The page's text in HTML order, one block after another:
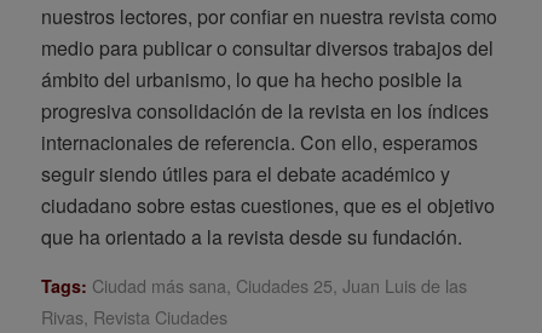
nuestros lectores, por confiar en nuestra revista como
medio para publicar o consultar diversos trabajos del
ámbito del urbanismo, lo que ha hecho posible la
progresiva consolidación de la revista en los índices
internacionales de referencia. Con ello, esperamos
seguir siendo útiles para el debate académico y
ciudadano sobre estas cuestiones, que es el objetivo
que ha orientado a la revista desde su fundación.
Tags: Ciudad más sana Ciudades 25 Juan Luis de las
Rivas, Revista Ciudades